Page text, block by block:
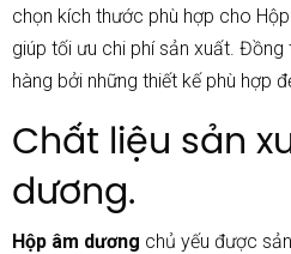
chọn kích thước phù hợp cho
giúp tối ưu chi phí sản xuất.
hàng bởi những thiết kế phù hợp
Chất liệu sản
dương.
Hộp âm dương chủ yếu được